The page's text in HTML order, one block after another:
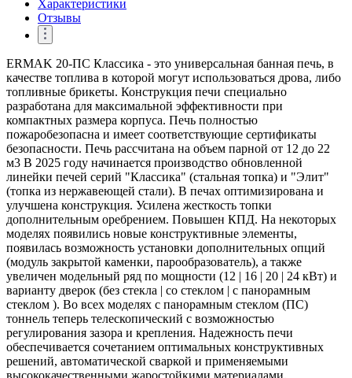
Характеристики
Отзывы
ERMAK 20-ПС Классика - это универсальная банная печь, в
качестве топлива в которой могут использоваться дрова, либо
топливные брикеты. Конструкция печи специально
разработана для максимальной эффективности при
компактных размера корпуса. Печь полностью
пожаробезопасна и имеет соответствующие сертификаты
безопасности. Печь рассчитана на объем парной от 12 до 22
м3 В 2025 году начинается производство обновленной
линейки печей серий "Классика" (стальная топка) и "Элит"
(топка из нержавеющей стали). В печах оптимизирована и
улучшена конструкция. Усилена жесткость топки
дополнительным оребрением. Повышен КПД. На некоторых
моделях появились новые конструктивные элементы,
появилась возможность установки дополнительных опций
(модуль закрытой каменки, парообразователь), а также
увеличен модельный ряд по мощности (12 | 16 | 20 | 24 кВт) и
варианту дверок (без стекла | со стеклом | с панорамным
стеклом ). Во всех моделях с панорамным стеклом (ПС)
тоннель теперь телескопический с возможностью
регулирования зазора и крепления. Надежность печи
обеспечивается сочетанием оптимальных конструктивных
решений, автоматической сваркой и применяемыми
высококачественными жаростойкими материалами.